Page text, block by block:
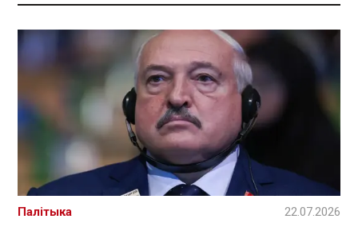
Палітыка 22.07.2026